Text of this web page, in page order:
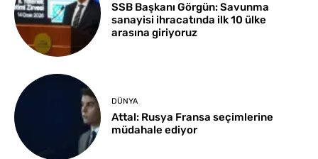
SSB Başkanı Görgün: Savunma
sanayisi ihracatında ilk 10 ülke
arasına giriyoruz
DÜNYA
Attal: Rusya Fransa seçimlerine
müdahale ediyor